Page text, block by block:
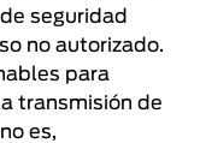
seguridad
no autorizado.
para
transmisión de
es,